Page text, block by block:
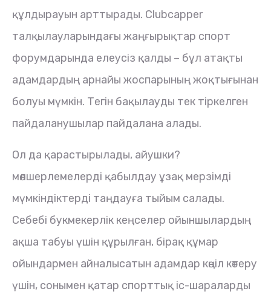
құлдырауын арттырады. Clubcapper
талқылауларындағы жаңғырықтар спорт
форумдарында елеусіз қалды – бұл атақты
адамдардың арнайы жоспарының жоқтығынан
болуы мүмкін. Тегін бақылауды тек тіркелген
пайдаланушылар пайдалана алады.
Ол да қарастырылады, айушки?
мөлшерлемелерді қабылдау ұзақ мерзімді
мүмкіндіктерді таңдауға тыйым салады.
Себебі букмекерлік кеңселер ойыншылардың
ақша табуы үшін құрылған, бірақ құмар
ойындармен айналысатын адамдар көңіл көтеру
үшін, сонымен қатар спорттық іс-шараларды